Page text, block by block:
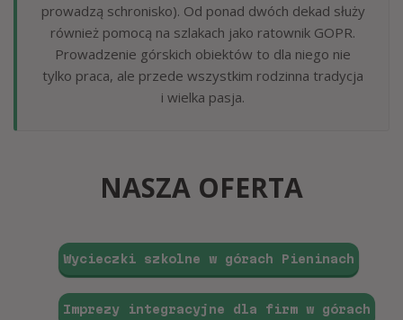
prowadzą schronisko). Od ponad dwóch dekad służy
również pomocą na szlakach jako ratownik GOPR.
Prowadzenie górskich obiektów to dla niego nie
tylko praca, ale przede wszystkim rodzinna tradycja
i wielka pasja.
NASZA OFERTA
Wycieczki szkolne w górach Pieninach
Imprezy integracyjne dla firm w górach